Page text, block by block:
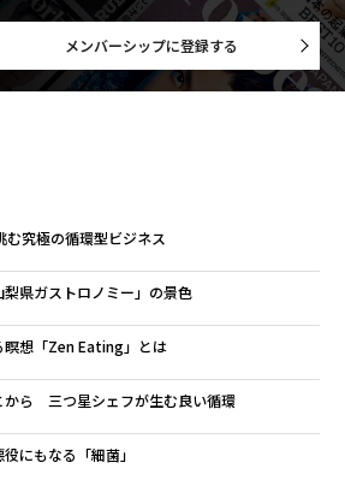
メンバーシップに登録する
究極の循環型ビジネス
県ガストロノミー」の景色
瞑想「Zen Eating」とは
から 三つ星シェフが生む良い循環
にもなる「細菌」